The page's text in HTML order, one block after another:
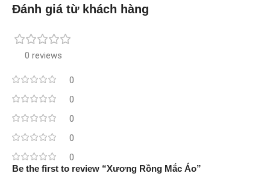
Đánh giá từ khách hàng
0 reviews
0
0
0
0
0
Be the first to review “Xương Rồng Mắc Áo”